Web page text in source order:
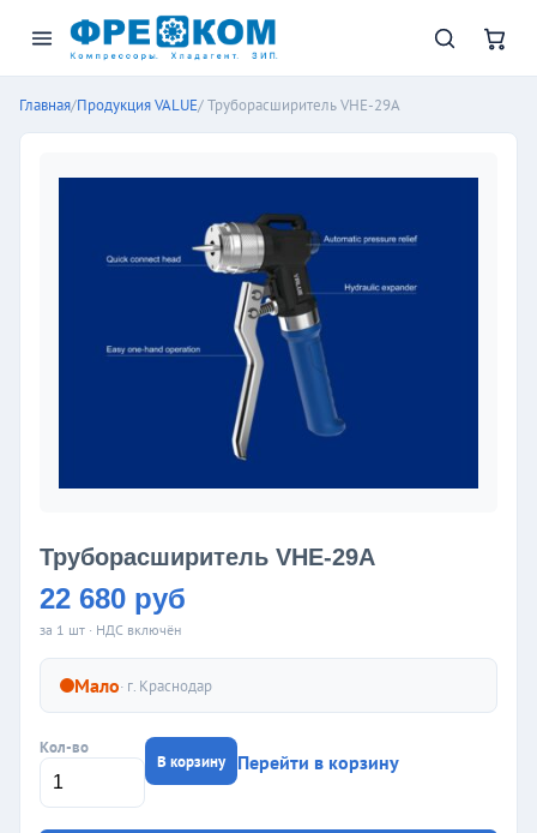
Главная/Продукция VALUE/ Труборасширитель VHE-29A
Труборасширитель VHE-29A
22 680 руб
за 1 шт · НДС включён
Мало· г. Краснодар
Кол-во
В корзину Перейти в корзину